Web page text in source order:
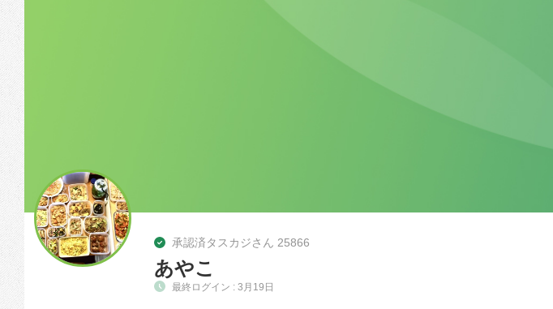
承認済タスカジさん 25866
あやこ
最終ログイン : 3月19日